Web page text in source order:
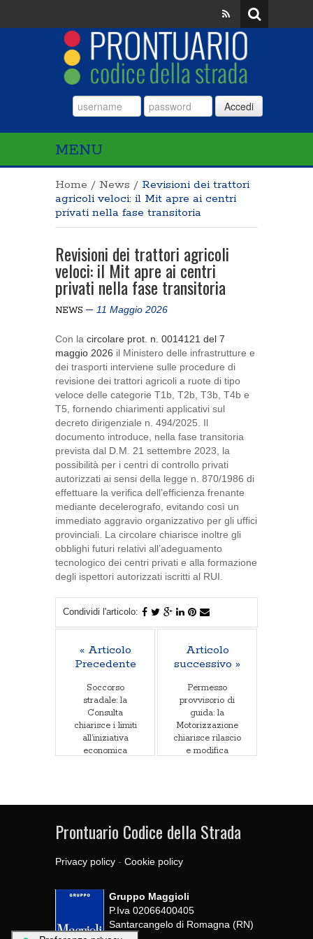
Accedi
MENU
Home / News / Revisioni dei trattori
agricoli veloci: il Mit apre ai centri
privati nella fase transitoria
Revisioni dei trattori agricoli
veloci: il Mit apre ai centri
privati nella fase transitoria
NEWS 11 Maggio 2026
Con la circolare prot. n. 0014121 del 7
maggio 2026 il Ministero delle infrastrutture e
dei trasporti interviene sulle procedure di
revisione dei trattori agricoli a ruote di tipo
veloce delle categorie T1b, T2b, T3b, T4b e
T5, fornendo chiarimenti applicativi sul
decreto dirigenziale n. 494/2025. Il
documento introduce, nella fase transitoria
prevista dal D.M. 21 settembre 2023, la
possibilità per i centri di controllo privati
autorizzati ai sensi della legge n. 870/1986 di
effettuare la verifica dell’efficienza frenante
mediante decelerografo, evitando così un
immediato aggravio organizzativo per gli uffici
provinciali. La circolare chiarisce inoltre gli
obblighi futuri relativi all’adeguamento
tecnologico dei centri privati e alla formazione
degli ispettori autorizzati iscritti al RUI.
Condividi l'articolo:
« Articolo
Precedente
Soccorso
stradale: la
Consulta
chiarisce i limiti
all’iniziativa
economica
Articolo
successivo »
Permesso
provvisorio di
guida: la
Motorizzazione
chiarisce rilascio
e modifica
Prontuario Codice della Strada
Privacy policy - Cookie policy
Gruppo Maggioli
P.Iva 02066400405
Santarcangelo di Romagna (RN)